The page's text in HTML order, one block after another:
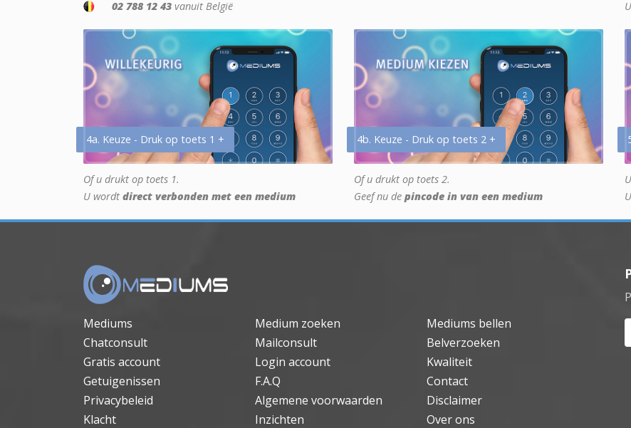
02 788 12 43 vanuit België
4a. Keuze - Druk op toets 1 +
Of u drukt op toets 1.
U wordt direct verbonden met een medium
4b. Keuze - Druk op toets 2 +
Of u drukt op toets 2.
Geef nu de pincode in van een medium
Mediums Medium zoeken
Mediums bellen
Chatconsult
Mailconsult
Belverzoeken
Gratis account
Login account
Kwaliteit
Getuigenissen
F.A.Q
Contact
Privacybeleid
Algemene voorwaarden
Disclaimer
Klacht
Inzichten Over ons